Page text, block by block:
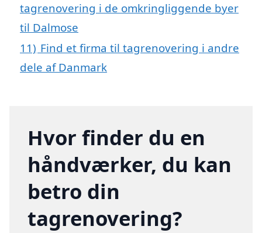
tagrenovering i de omkringliggende byer
til Dalmose
11) Find et firma til tagrenovering i andre
dele af Danmark
Hvor finder du en
håndværker, du kan
betro din
tagrenovering?